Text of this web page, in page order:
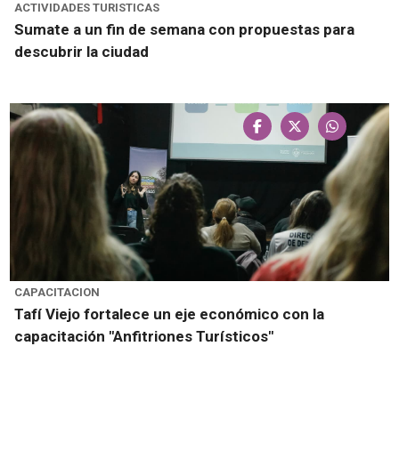
ACTIVIDADES TURISTICAS
Sumate a un fin de semana con propuestas para
descubrir la ciudad
CAPACITACION
Tafí Viejo fortalece un eje económico con la
capacitación "Anfitriones Turísticos"